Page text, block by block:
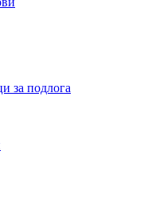
за подлога